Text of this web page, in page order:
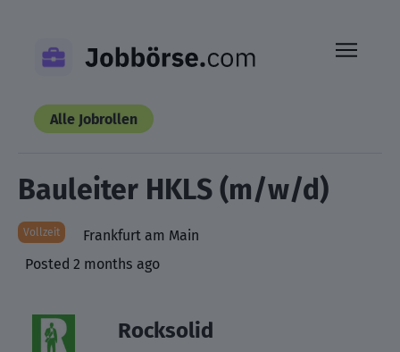
content
Alle Jobrollen
Bauleiter HKLS (m/w/d)
Vollzeit
Frankfurt am Main
Posted 2 months ago
Rocksolid